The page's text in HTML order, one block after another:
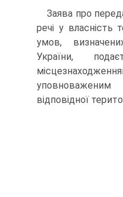
Заява про
речі у власність
умов,
України,
відповідної